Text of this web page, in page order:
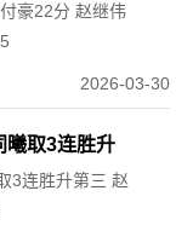
邹阳18+5
豪22分 赵继伟
2026-03-30
曦取3连胜升
昊文缺阵
3连胜升第三 赵